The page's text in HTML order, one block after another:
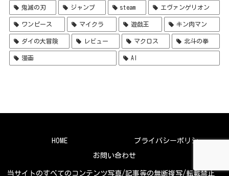
鬼滅の刃 ジャンプ steam エヴァンゲリオン
ワンピース マイクラ 遊戯王 キン肉マン
ダイの大冒険 レビュー マクロス 北斗の拳
漫画 AI
HOME プライバシーポリシー
お問い合わせ
当サイトのすべてのコンテンツ写真/記事等の無断複写/転載禁止